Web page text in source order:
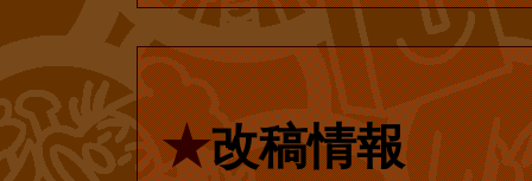
は、1988年(昭
開始されて以降
版物に“領土”を
延長手続き
★改稿情報